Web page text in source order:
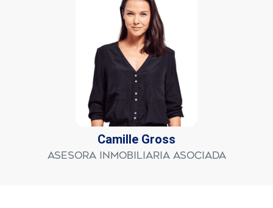
Camille Gross
Asesora Inmobiliaria Asociada